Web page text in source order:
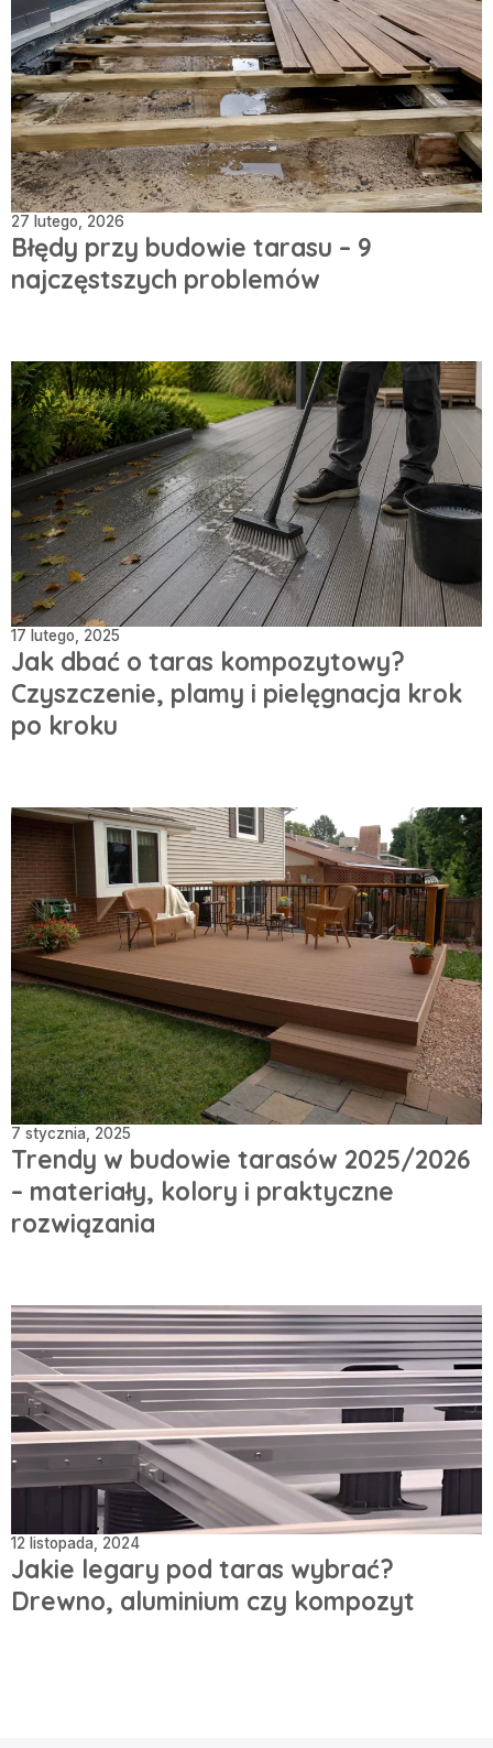
27 lutego, 2026
Błędy przy budowie tarasu – 9
najczęstszych problemów
17 lutego, 2025
Jak dbać o taras kompozytowy?
Czyszczenie, plamy i pielęgnacja krok
po kroku
7 stycznia, 2025
Trendy w budowie tarasów 2025/2026
– materiały, kolory i praktyczne
rozwiązania
12 listopada, 2024
Jakie legary pod taras wybrać?
Drewno, aluminium czy kompozyt